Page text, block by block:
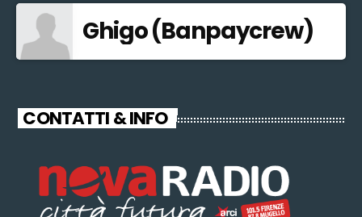
Ghigo (Banpaycrew)
CONTATTI & INFO